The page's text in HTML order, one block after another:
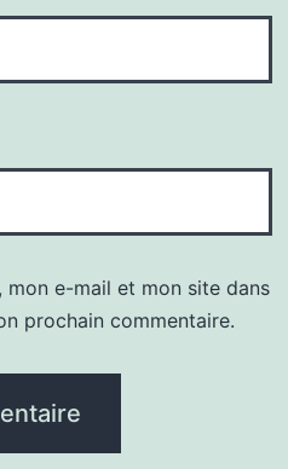
mon e-mail et mon site dans
prochain commentaire.